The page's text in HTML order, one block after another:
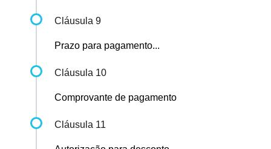
Cláusula 9
Prazo para pagamento...
Cláusula 10
Comprovante de pagamento
Cláusula 11